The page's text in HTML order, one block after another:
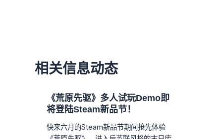
相关信息动态
《荒原先驱》多人试玩Demo即
将登陆Steam新品节！
快来六月的Steam新品节期间抢先体验